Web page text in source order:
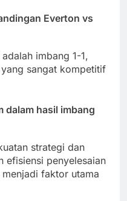
Everton vs
imbang 1-1,
sangat kompetitif
dalam hasil imbang
strategi dan
efisiensi penyelesaian
faktor utama